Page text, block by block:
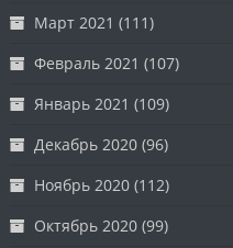
Март 2021 (111)
Февраль 2021 (107)
Январь 2021 (109)
Декабрь 2020 (96)
Ноябрь 2020 (112)
Октябрь 2020 (99)